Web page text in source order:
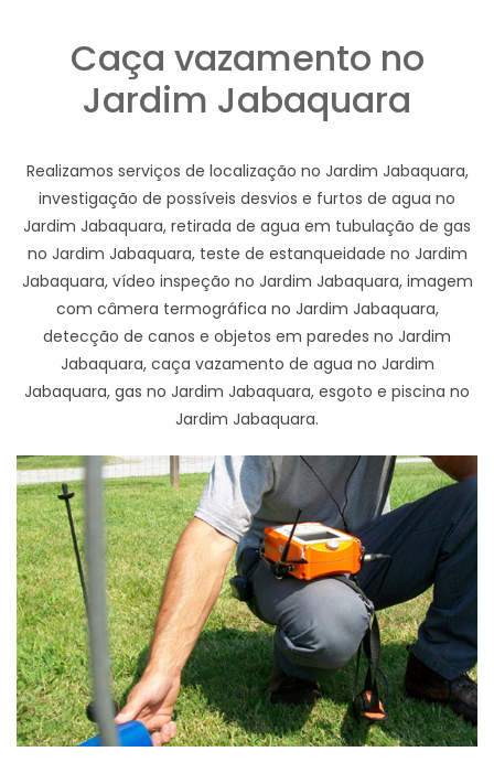
Caça vazamento no
Jardim Jabaquara
Realizamos serviços de localização no Jardim Jabaquara,
investigação de possíveis desvios e furtos de agua no
Jardim Jabaquara, retirada de agua em tubulação de gas
no Jardim Jabaquara, teste de estanqueidade no Jardim
Jabaquara, vídeo inspeção no Jardim Jabaquara, imagem
com câmera termográfica no Jardim Jabaquara,
detecção de canos e objetos em paredes no Jardim
Jabaquara, caça vazamento de agua no Jardim
Jabaquara, gas no Jardim Jabaquara, esgoto e piscina no
Jardim Jabaquara.